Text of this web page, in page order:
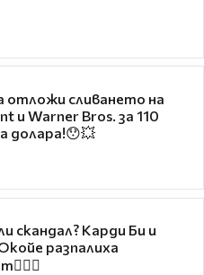
отложи сливането на
и Warner Bros. за 110
долара!😯💥
скандал? Карди Би и
разпалиха